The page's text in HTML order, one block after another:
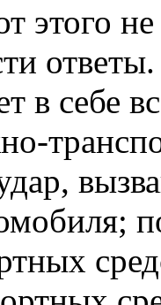
этого
в себе